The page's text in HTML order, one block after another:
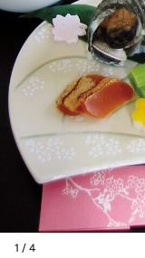
1 / 4